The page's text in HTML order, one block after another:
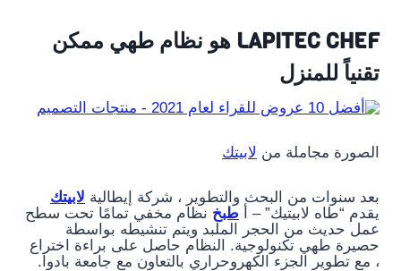
LAPITEC CHEF هو نظام طهي ممكن
تقنياً للمنزل
الصورة مجاملة من لابيتك
بعد سنوات من البحث والتطوير ، شركة إيطالية لابيتك
يقدم “طاه لابيتيك” – أ طبخ نظام مخفي تمامًا تحت سطح
عمل حديث من الحجر الملبد ويتم تنشيطه بواسطة
حصيرة طهي تكنولوجية. النظام حاصل على براءة اختراع
، مع تطوير الجزء الكهروحراري بالتعاون مع جامعة بادوا.